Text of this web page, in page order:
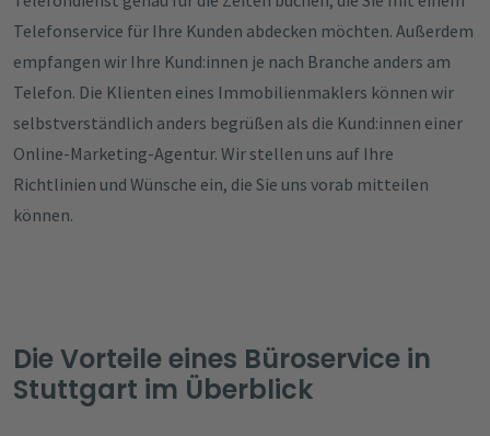
Telefonservice für Ihre Kunden abdecken möchten. Außerdem
empfangen wir Ihre Kund:innen je nach Branche anders am
Telefon. Die Klienten eines Immobilienmaklers können wir
selbstverständlich anders begrüßen als die Kund:innen einer
Online-Marketing-Agentur. Wir stellen uns auf Ihre
Richtlinien und Wünsche ein, die Sie uns vorab mitteilen
können.
Die Vorteile eines Büroservice in
Stuttgart im Überblick